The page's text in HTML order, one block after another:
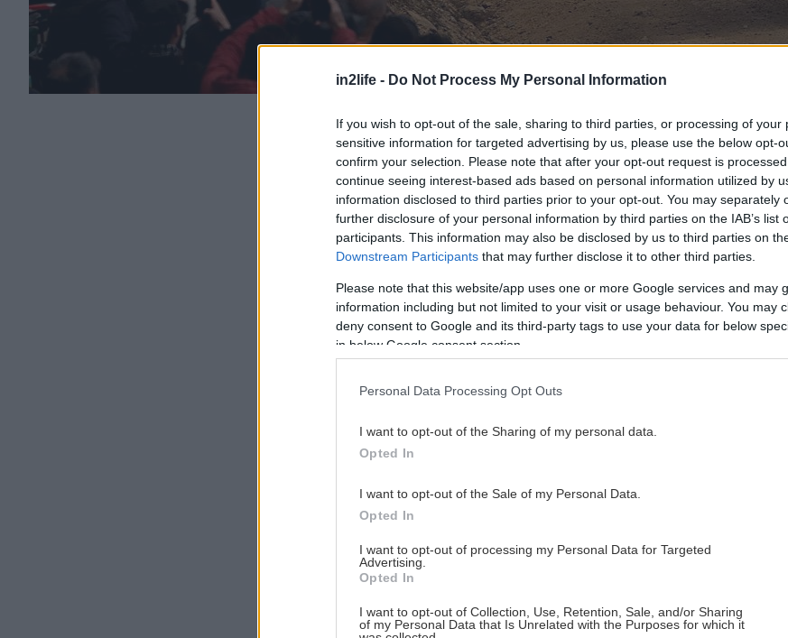
in2life - Do Not Process My Personal Information
If you wish to opt-out of the sale, sharing to third parties, or processing of your
sensitive information for targeted advertising by us, please use the below opt-
confirm your selection. Please note that after your opt-out request is
continue seeing interest-based ads based on personal information utilized by
information disclosed to third parties prior to your opt-out. You may separately
further disclosure of your personal information by third parties on the IAB’s list
participants. This information may also be disclosed by us to third parties on
Downstream Participants that may further disclose it to other third parties.
Please note that this website/app uses one or more Google services and may
information including but not limited to your visit or usage behaviour. You may
deny consent to Google and its third-party tags to use your data for below
in below Google consent section.
Personal Data Processing Opt Outs
I want to opt-out of the Sharing of my personal data.
Opted In
I want to opt-out of the Sale of my Personal Data.
Opted In
I want to opt-out of processing my Personal Data for Targeted
Advertising.
Opted In
I want to opt-out of Collection, Use, Retention, Sale, and/or Sharing
of my Personal Data that Is Unrelated with the Purposes for which it